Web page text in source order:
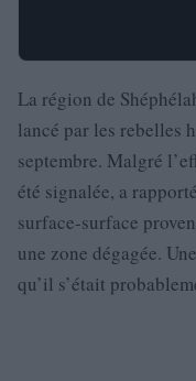
La région de
lancé par les rebelles
septembre. Malgré
été signalée, a
surface-surface
une zone dégagée.
qu’il s’était